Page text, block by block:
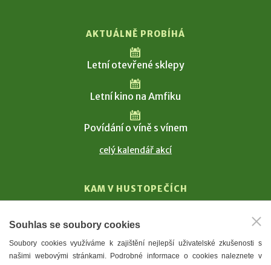
AKTUÁLNĚ PROBÍHÁ
Letní otevřené sklepy
Letní kino na Amfiku
Povídání o víně s vínem
celý kalendář akcí
KAM V HUSTOPEČÍCH
T. G. Masaryk
Mandloně
Souhlas se soubory cookies
Soubory cookies využíváme k zajištění nejlepší uživatelské zkušenosti s
našimi webovými stránkami. Podrobné informace o cookies naleznete v